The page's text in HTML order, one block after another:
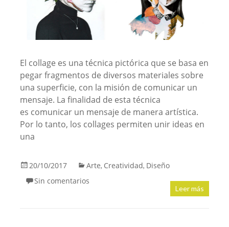
El collage es una técnica pictórica que se basa en
pegar fragmentos de diversos materiales sobre
una superficie, con la misión de comunicar un
mensaje. La finalidad de esta técnica
es comunicar un mensaje de manera artística.
Por lo tanto, los collages permiten unir ideas en
una
20/10/2017 Arte, Creatividad, Diseño
Sin comentarios
Leer más